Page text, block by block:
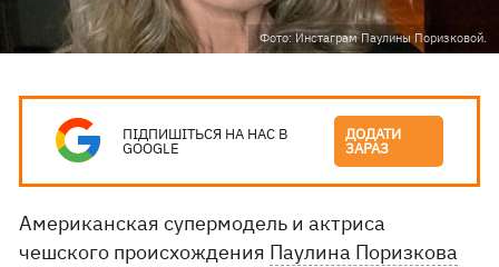
Фото: Инстаграм Паулины Поризковой.
ПІДПИШІТЬСЯ НА НАС В
GOOGLE
ДОДАТИ
ЗАРАЗ
Американская супермодель и актриса
чешского происхождения Паулина Поризкова